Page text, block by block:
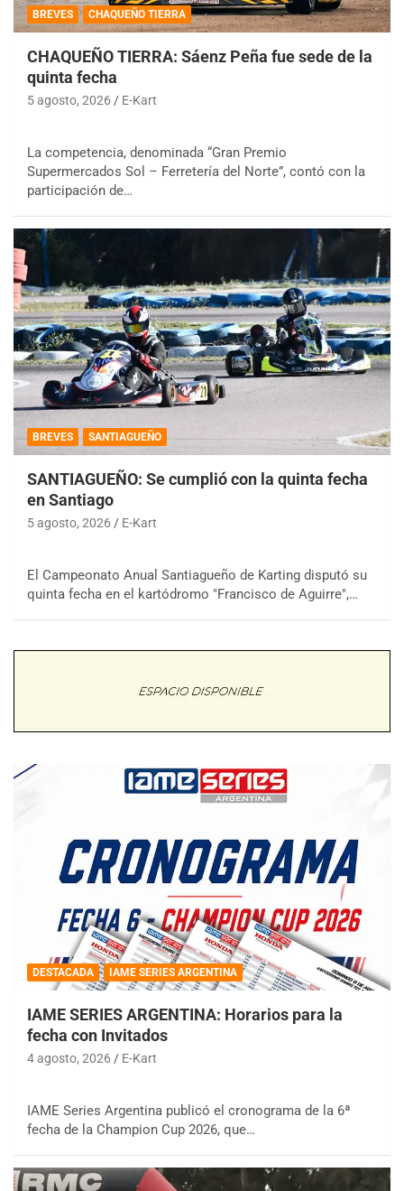
BREVES CHAQUEÑO TIERRA
CHAQUEÑO TIERRA: Sáenz Peña fue sede de la
quinta fecha
5 agosto, 2026 E-Kart
La competencia, denominada “Gran Premio
Supermercados Sol – Ferretería del Norte”, contó con la
participación de…
BREVES SANTIAGUEÑO
SANTIAGUEÑO: Se cumplió con la quinta fecha
en Santiago
5 agosto, 2026 E-Kart
El Campeonato Anual Santiagueño de Karting disputó su
quinta fecha en el kartódromo "Francisco de Aguirre",…
DESTACADA IAME SERIES ARGENTINA
IAME SERIES ARGENTINA: Horarios para la
fecha con Invitados
4 agosto, 2026 E-Kart
IAME Series Argentina publicó el cronograma de la 6ª
fecha de la Champion Cup 2026, que…